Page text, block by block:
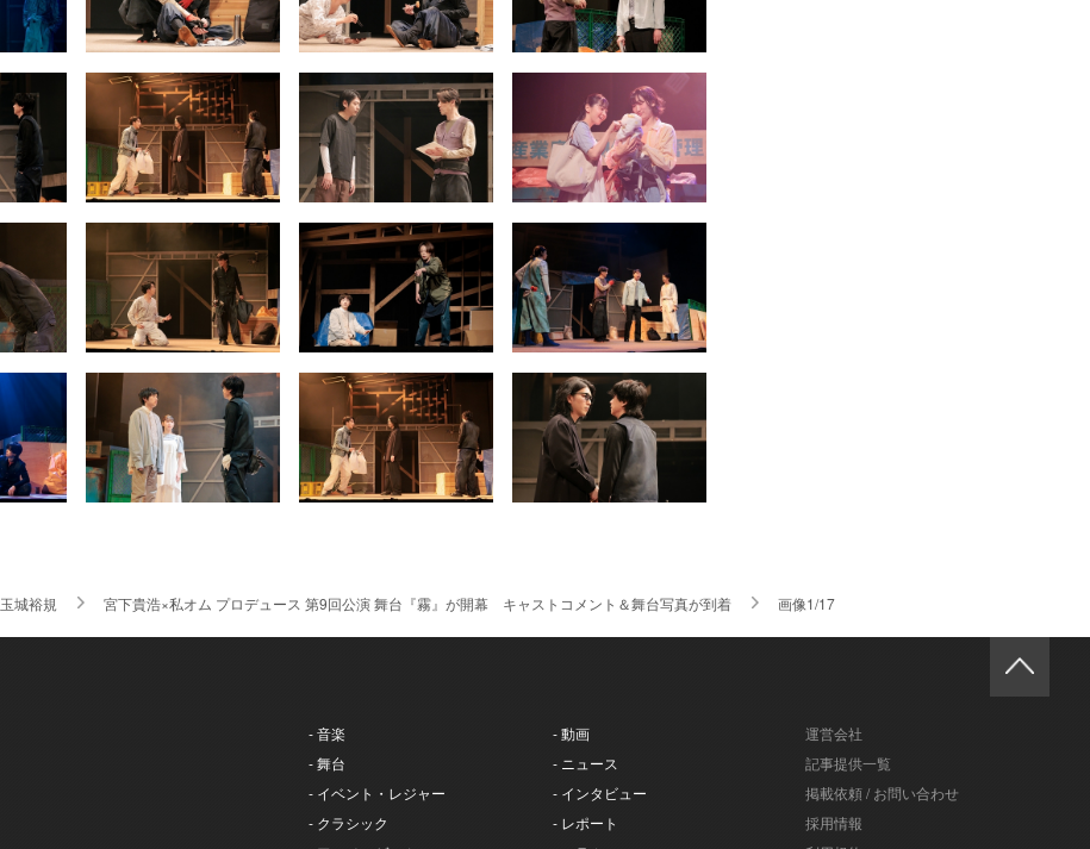
玉城裕規 宮下貴浩×私オム プロデュース 第9回公演 舞台『霧』が開幕 キャストコメント＆舞台写真が到着 画像1/17
- 音楽
- 舞台
- イベント・レジャー
- クラシック
- 動画
- ニュース
- インタビュー
- レポート
運営会社
記事提供一覧
掲載依頼 / お問い合わせ
採用情報